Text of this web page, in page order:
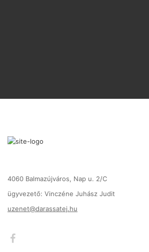
4060 Balmazújváros, Nap u. 2/C
ügyvezető: Vinczéne Juhász Judit
uzenet@darassatej.hu